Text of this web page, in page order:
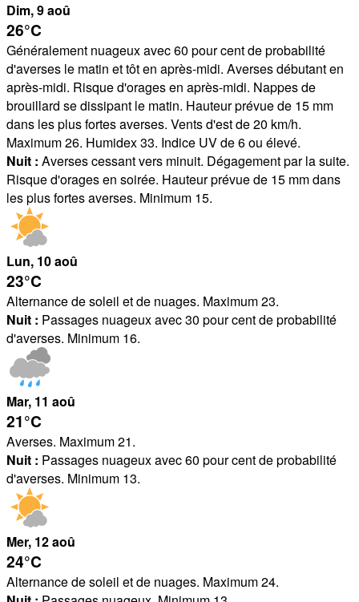
Dim, 9aoû
26°C
Généralement nuageux avec 60 pour cent de probabilité
d'averses le matin et tôt en après-midi. Averses débutant en
après-midi. Risque d'orages en après-midi. Nappes de
brouillard se dissipant le matin. Hauteur prévue de 15 mm
dans les plus fortes averses. Vents d'est de 20 km/h.
Maximum 26. Humidex 33. Indice UV de 6 ou élevé.
Nuit : Averses cessant vers minuit. Dégagement par la suite.
Risque d'orages en soirée. Hauteur prévue de 15 mm dans
les plus fortes averses. Minimum 15.
Lun, 10aoû
23°C
Alternance de soleil et de nuages. Maximum 23.
Nuit : Passages nuageux avec 30 pour cent de probabilité
d'averses. Minimum 16.
Mar, 11 aoû
21°C
Averses. Maximum 21.
Nuit : Passages nuageux avec 60 pour cent de probabilité
d'averses. Minimum 13.
Mer, 12aoû
24°C
Alternance de soleil et de nuages. Maximum 24.